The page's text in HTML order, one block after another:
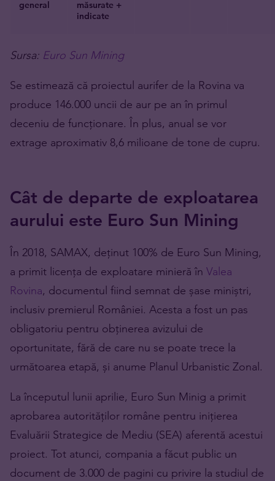
general
măsurate +
indicate
Sursa: Euro Sun Mining
Se estimează că proiectul aurifer de la Rovina va
produce 146.000 uncii de aur pe an în primul
deceniu de funcționare. În plus, anual se vor
extrage aproximativ 8,6 milioane de tone de cupru.
Cât de departe de exploatarea
aurului este Euro Sun Mining
În 2018, SAMAX, deținut 100% de Euro Sun Mining,
a primit licența de exploatare minieră în Valea
Rovina, documentul fiind semnat de șase miniștri,
inclusiv premierul României. Acesta a fost un pas
obligatoriu pentru obținerea avizului de
oportunitate, fără de care nu se poate trece la
următoarea etapă, și anume Planul Urbanistic Zonal.
La începutul lunii aprilie, Euro Sun Minig a primit
aprobarea autorităților române pentru inițierea
Evaluării Strategice de Mediu (SEA) aferentă acestui
proiect. Tot atunci, compania a făcut public un
document de 3.000 de pagini cu privire la studiul de